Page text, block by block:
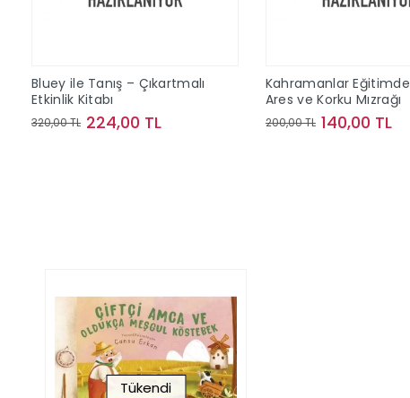
Bluey ile Tanış – Çıkartmalı
Etkinlik Kitabı
320,00 TL 224,00 TL
Kahramanlar
Ares ve Korku Mızrağı
200,00 TL 140,00 TL
Tükendi